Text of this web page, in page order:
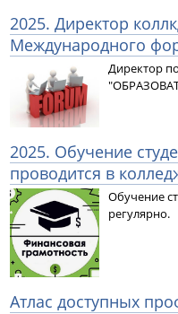
2025. Директор
Международного
Директор
2025. Обучение
проводится в
Обучение
регулярно.
Атлас доступных